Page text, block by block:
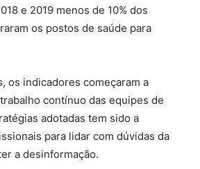
e 2019 menos de 10% dos
os postos de saúde para
os indicadores começaram a
contínuo das equipes de
adotadas tem sido a
para lidar com dúvidas da
a desinformação.